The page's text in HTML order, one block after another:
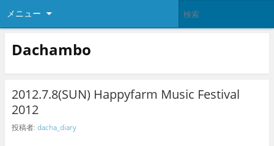
メニュー
Dachambo
2012.7.8(SUN) Happyfarm Music Festival
2012
投稿者: dacha_diary